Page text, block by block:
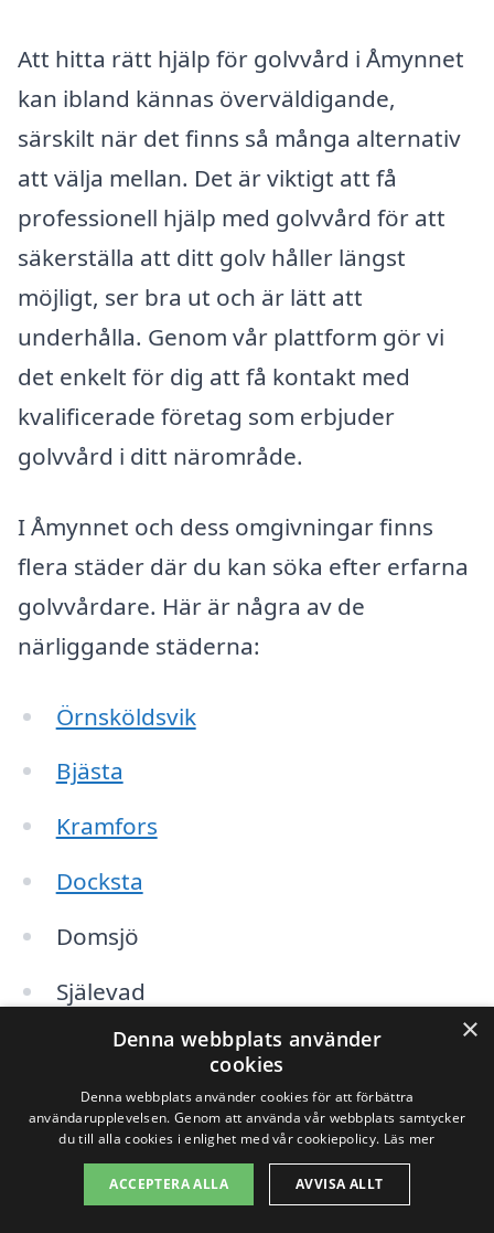
Att hitta rätt hjälp för golvvård i Åmynnet
kan ibland kännas överväldigande,
särskilt när det finns så många alternativ
att välja mellan. Det är viktigt att få
professionell hjälp med golvvård för att
säkerställa att ditt golv håller längst
möjligt, ser bra ut och är lätt att
underhålla. Genom vår plattform gör vi
det enkelt för dig att få kontakt med
kvalificerade företag som erbjuder
golvvård i ditt närområde.
I Åmynnet och dess omgivningar finns
flera städer där du kan söka efter erfarna
golvvårdare. Här är några av de
närliggande städerna:
Örnsköldsvik
Bjästa
Kramfors
Docksta
Domsjö
Själevad
Mellansel
Skorped
Ragunda
Västby
×
Denna webbplats använder
cookies
Denna webbplats använder cookies för att förbättra
användarupplevelsen. Genom att använda vår webbplats samtycker
du till alla cookies i enlighet med vår cookiepolicy. Läs mer
ACCEPTERA ALLA AVVISA ALLT